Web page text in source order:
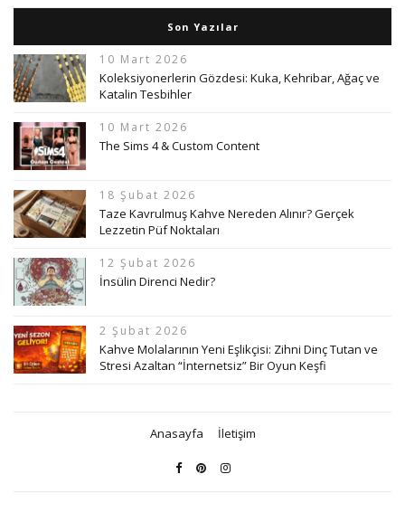
Son Yazılar
10 Mart 2026
Koleksiyonerlerin Gözdesi: Kuka, Kehribar, Ağaç ve
Katalin Tesbihler
10 Mart 2026
The Sims 4 & Custom Content
18 Şubat 2026
Taze Kavrulmuş Kahve Nereden Alınır? Gerçek
Lezzetin Püf Noktaları
12 Şubat 2026
İnsülin Direnci Nedir?
2 Şubat 2026
Kahve Molalarının Yeni Eşlikçisi: Zihni Dinç Tutan ve
Stresi Azaltan “İnternetsiz” Bir Oyun Keşfi
Anasayfa İletişim